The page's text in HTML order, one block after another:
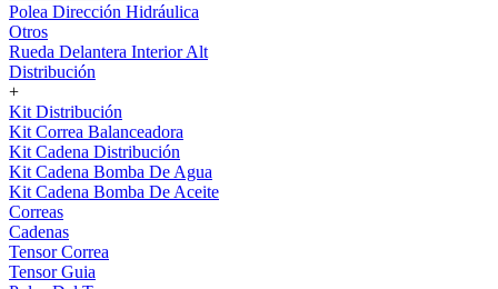
Polea Dirección Hidráulica
Otros
Rueda Delantera Interior Alt
Distribución
+
Kit Distribución
Kit Correa Balanceadora
Kit Cadena Distribución
Kit Cadena Bomba De Agua
Kit Cadena Bomba De Aceite
Correas
Cadenas
Tensor Correa
Tensor Guia